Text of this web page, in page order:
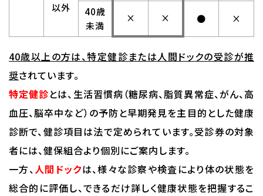
以外
40歳
未満
× × ● ×
40歳以上の方は、特定健診または人間ドックの受診が推
奨されています。
特定健診とは、生活習慣病（糖尿病、脂質異常症、がん、高
血圧、脳卒中など）の予防と早期発見を主目的とした健康
診断で、健診項目は法で定められています。受診券の対象
者には、健保組合より個別にご案内します。
一方、人間ドックは、様々な診察や検査により体の状態を
総合的に評価し、できるだけ詳しく健康状態を把握するこ